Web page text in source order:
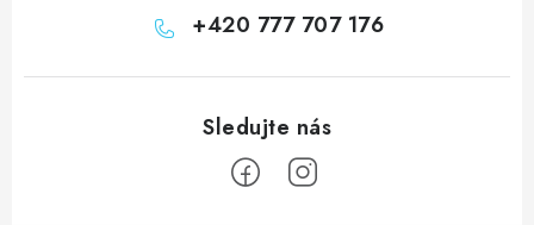
+420 777 707 176